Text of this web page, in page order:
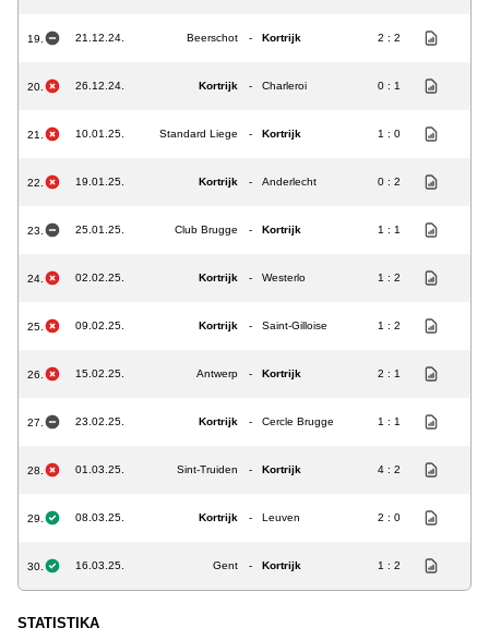
19. 21.12.24. Beerschot - Kortrijk 2 : 2
20. 26.12.24. Kortrijk - Charleroi 0 : 1
21. 10.01.25. Standard Liege - Kortrijk 1 : 0
22. 19.01.25. Kortrijk - Anderlecht 0 : 2
23. 25.01.25. Club Brugge - Kortrijk 1 : 1
24. 02.02.25. Kortrijk - Westerlo 1 : 2
25. 09.02.25. Kortrijk - Saint-Gilloise 1 : 2
26. 15.02.25. Antwerp - Kortrijk 2 : 1
27. 23.02.25. Kortrijk - Cercle Brugge 1 : 1
28. 01.03.25. Sint-Truiden - Kortrijk 4 : 2
29. 08.03.25. Kortrijk - Leuven 2 : 0
30. 16.03.25. Gent - Kortrijk 1 : 2
STATISTIKA